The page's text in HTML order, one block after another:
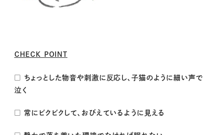
CHECK POINT
□ ちょっとした物音や刺激に反応し、子猫のように細い声で
泣く
□ 常にビクビクして、おびえているように見える